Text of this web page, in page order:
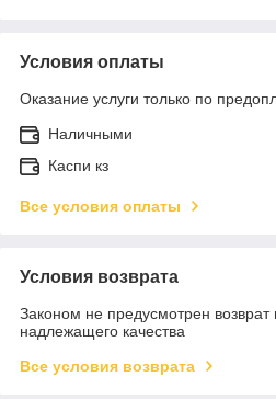
Условия оплаты
Оказание услуги только по
Наличными
Каспи кз
Все условия оплаты
Условия возврата
Законом не предусмотрен
надлежащего качества
Все условия возврата